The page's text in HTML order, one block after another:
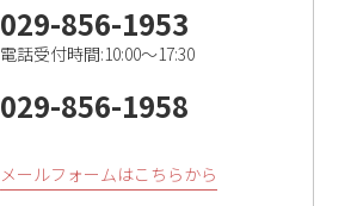
029-856-1953
電話受付時間:10:00〜17:30
029-856-1958
メールフォームはこちらから